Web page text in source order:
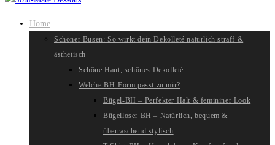
Home
Schöner Busen: So wirkt dein Dekolleté natürlich straff &
ästhetisch
Schöne Haut, schönes Dekolleté
Welche BH-Form passt zu mir?
Bügel-BH – Perfekter Halt & femininer Look
Bügelloser BH – Natürlich, bequem &
überraschend stylisch